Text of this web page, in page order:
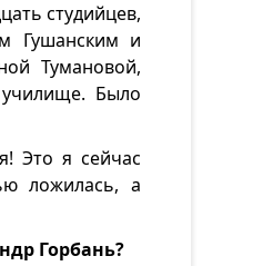
студийцев,
Гушанским и
Тумановой,
Было
Это я сейчас
ложилась, а
Горбань?